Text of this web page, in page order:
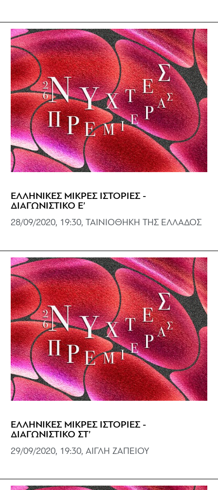
ΕΛΛΗΝΙΚΕΣ ΜΙΚΡΕΣ ΙΣΤΟΡΙΕΣ -
ΔΙΑΓΩΝΙΣΤΙΚΟ Ε’
28/09/2020, 19:30, ΤΑΙΝΙΟΘΗΚΗ ΤΗΣ ΕΛΛΑΔΟΣ
ΕΛΛΗΝΙΚΕΣ ΜΙΚΡΕΣ ΙΣΤΟΡΙΕΣ -
ΔΙΑΓΩΝΙΣΤΙΚΟ ΣΤ’
29/09/2020, 19:30, ΑΙΓΛΗ ΖΑΠΕΙΟΥ